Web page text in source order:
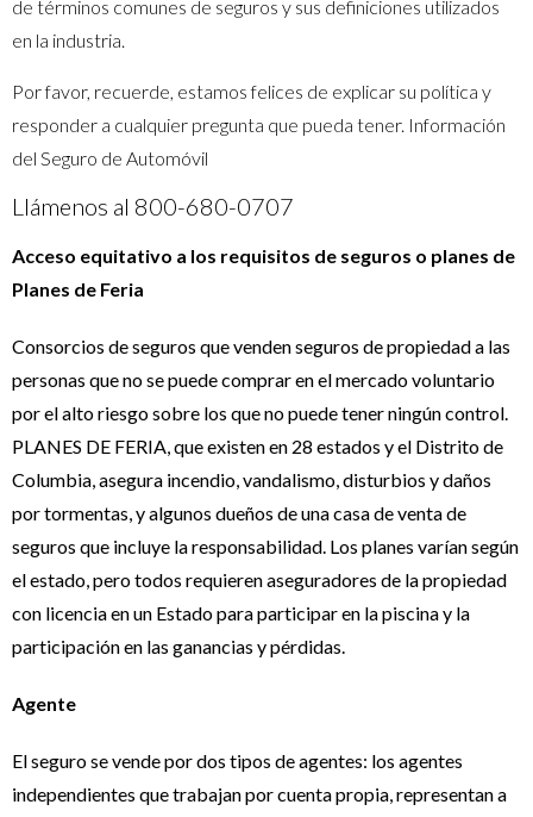
de términos comunes de seguros y sus definiciones utilizados
en la industria.
Por favor, recuerde, estamos felices de explicar su política y
responder a cualquier pregunta que pueda tener. Información
del Seguro de Automóvil
Llámenos al 800-680-0707
Acceso equitativo a los requisitos de seguros o planes de
Planes de Feria
Consorcios de seguros que venden seguros de propiedad a las
personas que no se puede comprar en el mercado voluntario
por el alto riesgo sobre los que no puede tener ningún control.
PLANES DE FERIA, que existen en 28 estados y el Distrito de
Columbia, asegura incendio, vandalismo, disturbios y daños
por tormentas, y algunos dueños de una casa de venta de
seguros que incluye la responsabilidad. Los planes varían según
el estado, pero todos requieren aseguradores de la propiedad
con licencia en un Estado para participar en la piscina y la
participación en las ganancias y pérdidas.
Agente
El seguro se vende por dos tipos de agentes: los agentes
independientes que trabajan por cuenta propia, representan a